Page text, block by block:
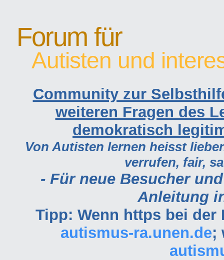
Forum für
Autisten und
Community zur
weiteren Fragen des
demokratisch
Von Autisten lernen heisst
verrufen, fair,
- Für neue Besucher
Anleitung
Tipp: Wenn https bei
autismus-ra.unen.de;